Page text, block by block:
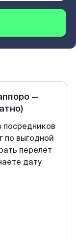
—
посредников
по выгодной
перелет
дату